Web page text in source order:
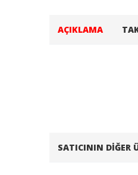
AÇIKLAMA
SATICININ DIĞER